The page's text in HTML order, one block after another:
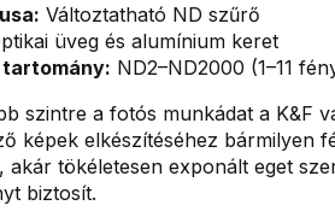
Változtatható ND szűrő
üveg és alumínium keret
ND2–ND2000 (1–11
szintre a fotós munkádat a K&F
képek elkészítéséhez bármilyen
akár tökéletesen exponált eget
biztosít.